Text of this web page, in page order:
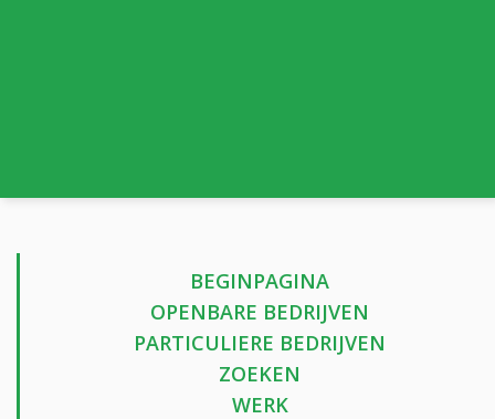
BEGINPAGINA
OPENBARE BEDRIJVEN
PARTICULIERE BEDRIJVEN
ZOEKEN
WERK